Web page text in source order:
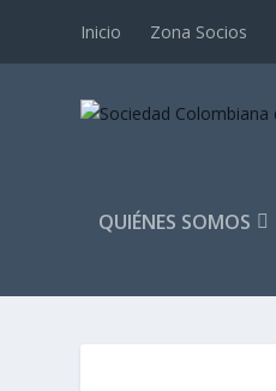
Inicio Zona Socios
QUIÉNES SOMOS